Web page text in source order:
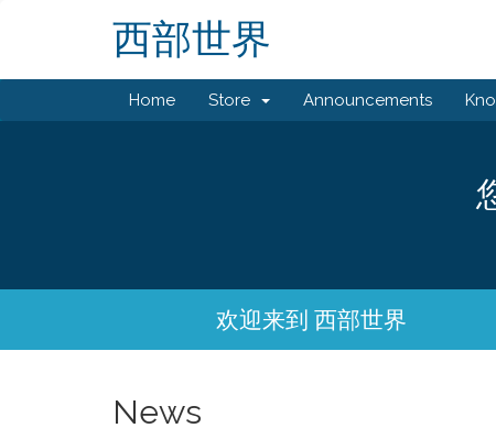
西部世界
Home Store Announcements
欢迎来到 西部世界
News